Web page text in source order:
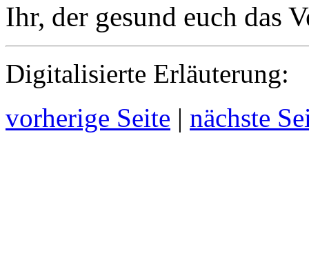
Ihr, der gesund euch das
Digitalisierte Erläuterung:
vorherige Seite | nächste